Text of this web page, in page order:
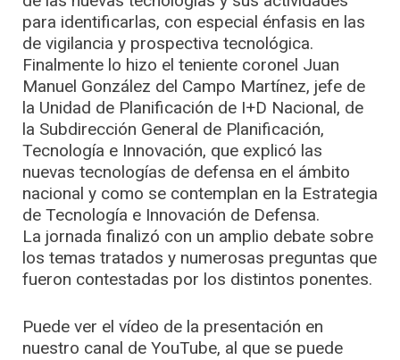
para identificarlas, con especial énfasis en las
de vigilancia y prospectiva tecnológica.
Finalmente lo hizo el teniente coronel Juan
Manuel González del Campo Martínez, jefe de
la Unidad de Planificación de I+D Nacional, de
la Subdirección General de Planificación,
Tecnología e Innovación, que explicó las
nuevas tecnologías de defensa en el ámbito
nacional y como se contemplan en la Estrategia
de Tecnología e Innovación de Defensa.
La jornada finalizó con un amplio debate sobre
los temas tratados y numerosas preguntas que
fueron contestadas por los distintos ponentes.
Puede ver el vídeo de la presentación en
nuestro canal de YouTube, al que se puede